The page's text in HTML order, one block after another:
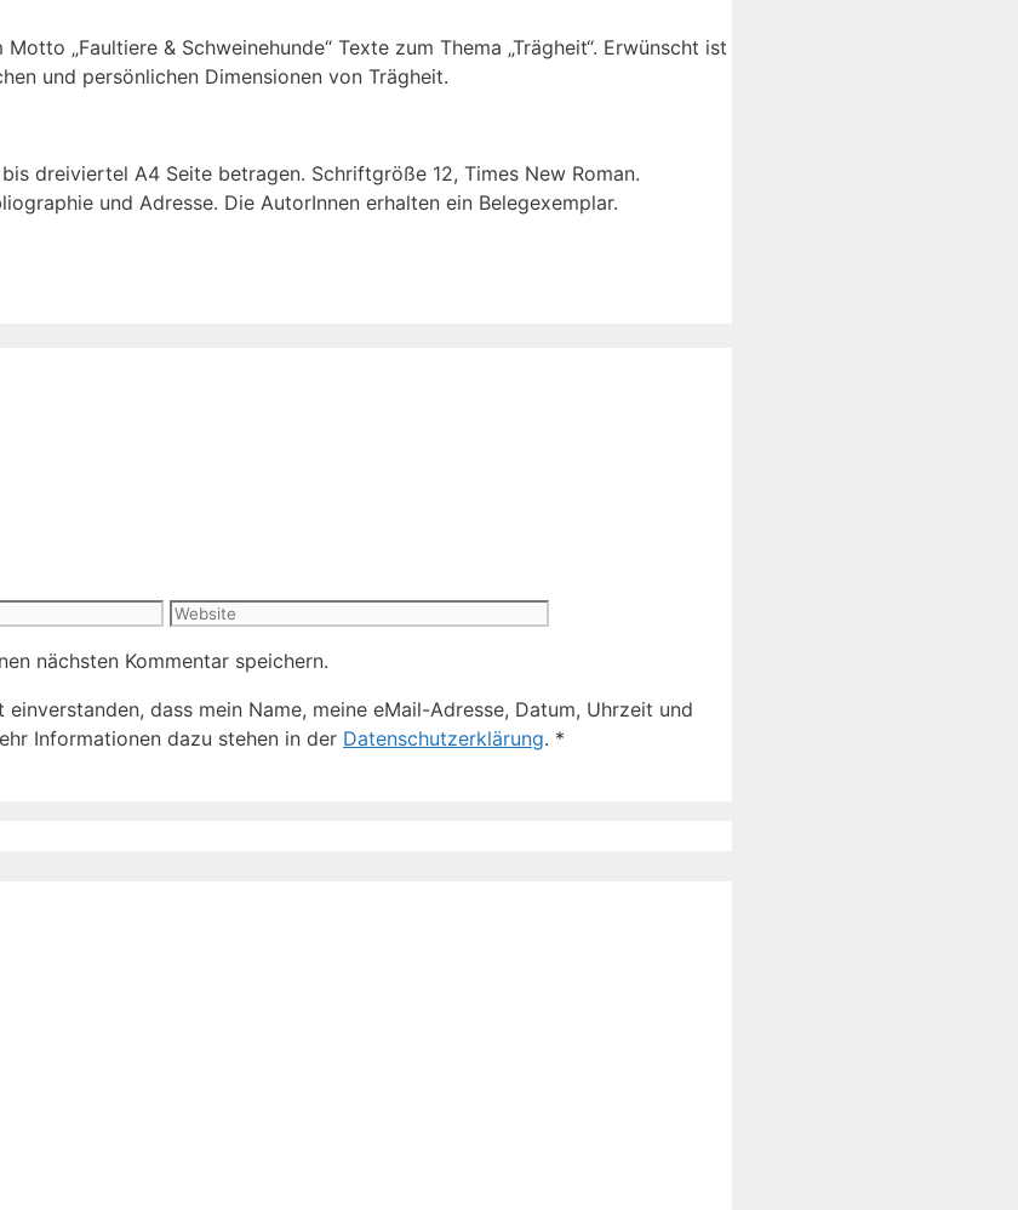
„Faultiere & Schweinehunde“ Texte zum Thema „Trägheit“. Erwünscht ist
und persönlichen Dimensionen von Trägheit.
dreiviertel A4 Seite betragen. Schriftgröße 12, Times New Roman.
und Adresse. Die AutorInnen erhalten ein Belegexemplar.
Website
nächsten Kommentar speichern.
dass mein Name, meine eMail-Adresse, Datum, Uhrzeit und
Informationen dazu stehen in der Datenschutzerklärung. *